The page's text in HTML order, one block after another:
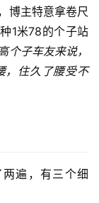
博主特意拿卷尺
1米78的个子站
个子车友来说，
住久了腰受不
遍，有三个细